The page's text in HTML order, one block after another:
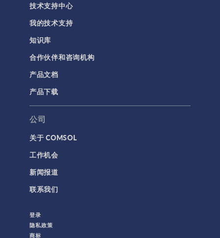
研究与求解器
简介
结果与可视化
网格
集群计算和云计算
3D 打印
AC/DC 模块
App 开发器简介视频
CFD 模块
RF 模块
技术支持中心
我的技术支持
知识库
合作伙伴和咨询机构
产品文档
产品下载
公司
关于 COMSOL
工作机会
新闻报道
联系我们
登录
隐私政策
商标